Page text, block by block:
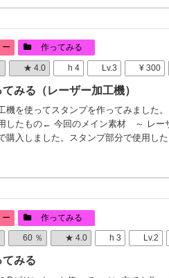
作ってみる
★ 4.0 h 4 Lv.3 ¥ 300
みる（レーザー加工機）
を使ってスタンプを作ってみました
したもの← 今回のメイン素材 ～ レー
入しました。スタンプ部分で使用し
作ってみる
60 ％ ★ 4.0 h 3 Lv.2
みる